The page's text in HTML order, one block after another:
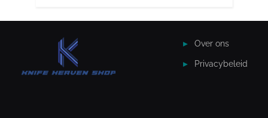
Over ons
Privacybeleid